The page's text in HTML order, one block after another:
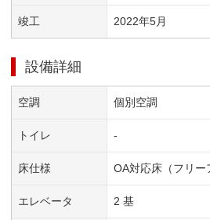
竣工 2022年5月
設備詳細
空調 個別空調
トイレ -
床仕様 OA対応床（フリー
エレベータ 2 基